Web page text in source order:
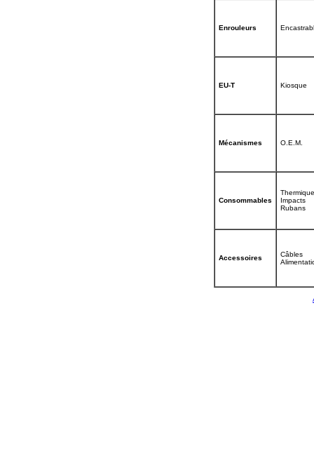
Enrouleurs
EU-T Kiosque
Mécanismes O.E.M.
Consommables
Impacts
Rubans
Accessoires
Câbles